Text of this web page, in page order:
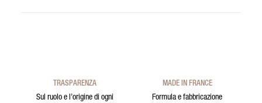
TRASPARENZA
Sul ruolo e l’origine di ogni
MADE IN FRANCE
Formula e fabbricazione